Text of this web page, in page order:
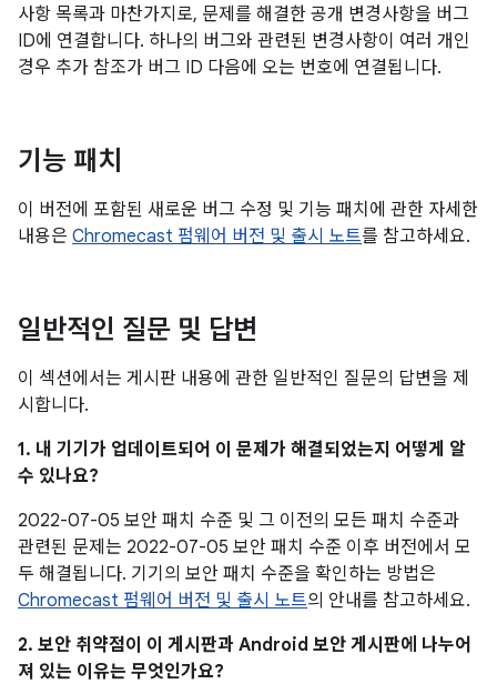
사항 목록과 마찬가지로, 문제를 해결한 공개 변경사항을 버그
ID에 연결합니다. 하나의 버그와 관련된 변경사항이 여러 개인
경우 추가 참조가 버그 ID 다음에 오는 번호에 연결됩니다.
기능 패치
이 버전에 포함된 새로운 버그 수정 및 기능 패치에 관한 자세한
내용은 Chromecast 펌웨어 버전 및 출시 노트를 참고하세요.
일반적인 질문 및 답변
이 섹션에서는 게시판 내용에 관한 일반적인 질문의 답변을 제
시합니다.
1. 내 기기가 업데이트되어 이 문제가 해결되었는지 어떻게 알
수 있나요?
2022-07-05 보안 패치 수준 및 그 이전의 모든 패치 수준과
관련된 문제는 2022-07-05 보안 패치 수준 이후 버전에서 모
두 해결됩니다. 기기의 보안 패치 수준을 확인하는 방법은
Chromecast 펌웨어 버전 및 출시 노트의 안내를 참고하세요.
2. 보안 취약점이 이 게시판과 Android 보안 게시판에 나누어
져 있는 이유는 무엇인가요?